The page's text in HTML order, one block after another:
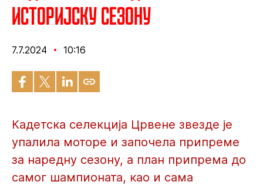
историјску сезону
7.7.2024 10:16
Кадетска селекција Црвене звезде је
упалила моторе и започела припреме
за наредну сезону, а план припрема до
самог шампионата, као и сама